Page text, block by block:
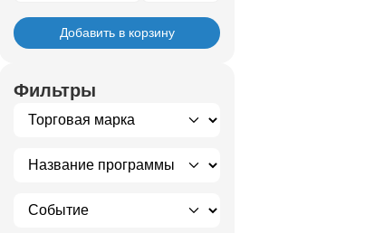
Добавить в корзину
Фильтры